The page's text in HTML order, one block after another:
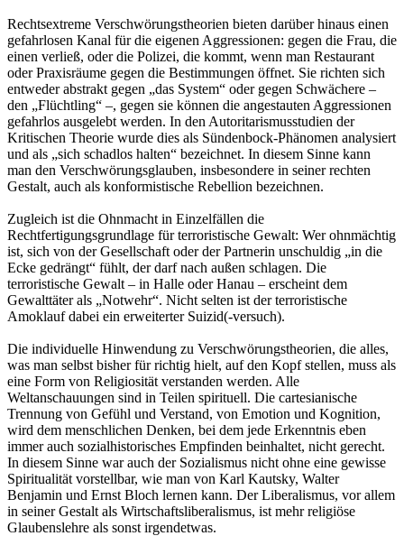
Rechtsextreme Verschwörungstheorien bieten darüber hinaus einen
gefahrlosen Kanal für die eigenen Aggressionen: gegen die Frau, die
einen verließ, oder die Polizei, die kommt, wenn man Restaurant
oder Praxisräume gegen die Bestimmungen öffnet. Sie richten sich
entweder abstrakt gegen „das System“ oder gegen Schwächere –
den „Flüchtling“ –, gegen sie können die angestauten Aggressionen
gefahrlos ausgelebt werden. In den Autoritarismusstudien der
Kritischen Theorie wurde dies als Sündenbock-Phänomen analysiert
und als „sich schadlos halten“ bezeichnet. In diesem Sinne kann
man den Verschwörungsglauben, insbesondere in seiner rechten
Gestalt, auch als konformistische Rebellion bezeichnen.
Zugleich ist die Ohnmacht in Einzelfällen die
Rechtfertigungsgrundlage für terroristische Gewalt: Wer ohnmächtig
ist, sich von der Gesellschaft oder der Partnerin unschuldig „in die
Ecke gedrängt“ fühlt, der darf nach außen schlagen. Die
terroristische Gewalt – in Halle oder Hanau – erscheint dem
Gewalttäter als „Notwehr“. Nicht selten ist der terroristische
Amoklauf dabei ein erweiterter Suizid(-versuch).
Die individuelle Hinwendung zu Verschwörungstheorien, die alles,
was man selbst bisher für richtig hielt, auf den Kopf stellen, muss als
eine Form von Religiosität verstanden werden. Alle
Weltanschauungen sind in Teilen spirituell. Die cartesianische
Trennung von Gefühl und Verstand, von Emotion und Kognition,
wird dem menschlichen Denken, bei dem jede Erkenntnis eben
immer auch sozialhistorisches Empfinden beinhaltet, nicht gerecht.
In diesem Sinne war auch der Sozialismus nicht ohne eine gewisse
Spiritualität vorstellbar, wie man von Karl Kautsky, Walter
Benjamin und Ernst Bloch lernen kann. Der Liberalismus, vor allem
in seiner Gestalt als Wirtschaftsliberalismus, ist mehr religiöse
Glaubenslehre als sonst irgendetwas.